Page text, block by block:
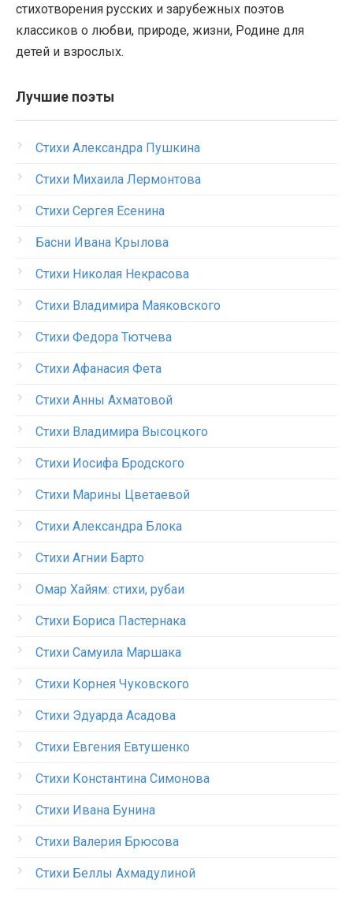
стихотворения русских и зарубежных поэтов
классиков о любви, природе, жизни, Родине для
детей и взрослых.
Лучшие поэты
Стихи Александра Пушкина
Стихи Михаила Лермонтова
Стихи Сергея Есенина
Басни Ивана Крылова
Стихи Николая Некрасова
Стихи Владимира Маяковского
Стихи Федора Тютчева
Стихи Афанасия Фета
Стихи Анны Ахматовой
Стихи Владимира Высоцкого
Стихи Иосифа Бродского
Стихи Марины Цветаевой
Стихи Александра Блока
Стихи Агнии Барто
Омар Хайям: стихи, рубаи
Стихи Бориса Пастернака
Стихи Самуила Маршака
Стихи Корнея Чуковского
Стихи Эдуарда Асадова
Стихи Евгения Евтушенко
Стихи Константина Симонова
Стихи Ивана Бунина
Стихи Валерия Брюсова
Стихи Беллы Ахмадулиной